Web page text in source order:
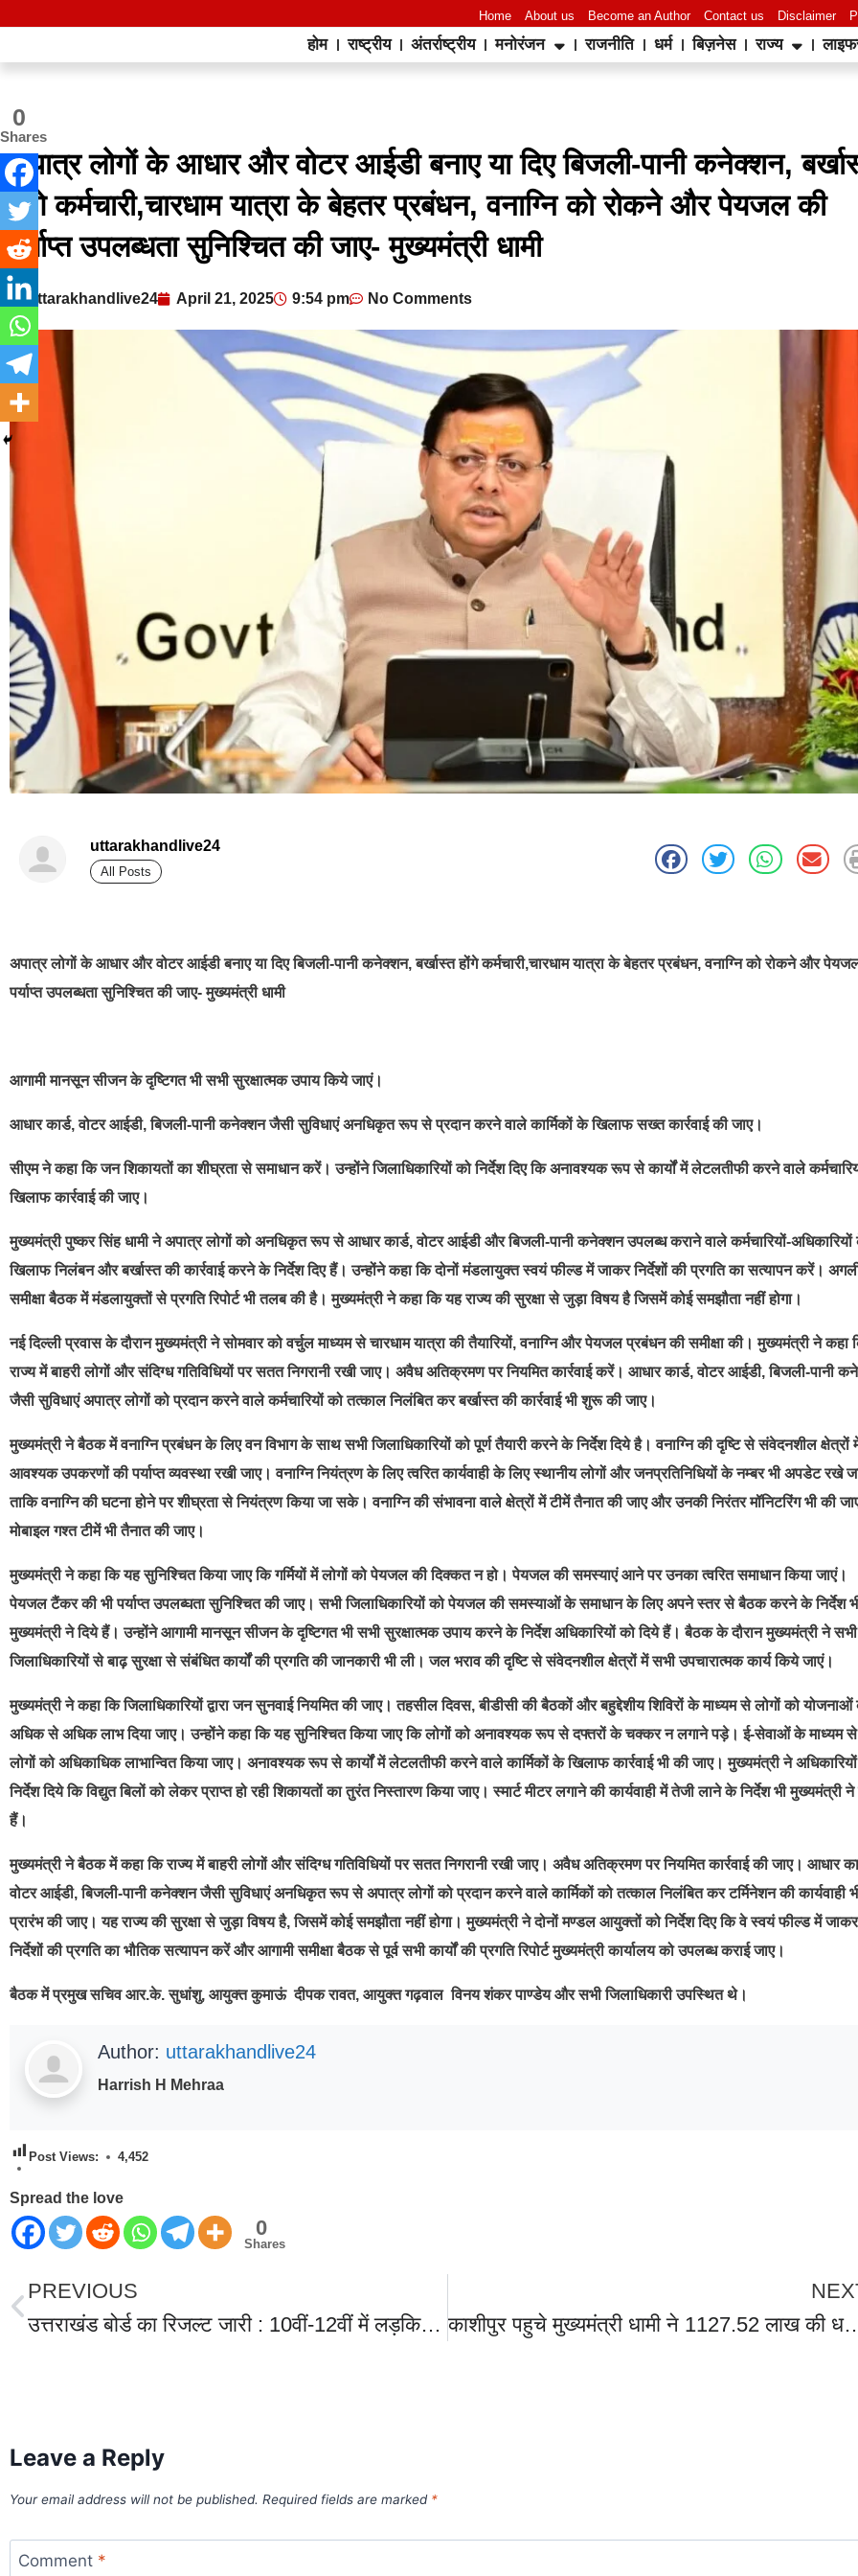
Home About us Become an Author Contact us Disclaimer
होम राष्ट्रीय अंतर्राष्ट्रीय मनोरंजन राजनीति धर्म बिज़नेस राज्य
अपात्र लोगों के आधार और वोटर आईडी बनाए या दिए बिजली-पानी कनेक्शन,
होंगे कर्मचारी,चारधाम यात्रा के बेहतर प्रबंधन, वनाग्नि को रोकने और पेयजल की
पर्याप्त उपलब्धता सुनिश्चित की जाए- मुख्यमंत्री धामी
uttarakhandlive24 April 21, 2025 9:54 pm No Comments
uttarakhandlive24
All Posts
अपात्र लोगों के आधार और वोटर आईडी बनाए या दिए बिजली-पानी कनेक्शन, बर्खास्त होंगे कर्मचारी,चारधाम यात्रा के बेहतर प्रबंधन, वनाग्नि को रोकने और
पर्याप्त उपलब्धता सुनिश्चित की जाए- मुख्यमंत्री धामी
आगामी मानसून सीजन के दृष्टिगत भी सभी सुरक्षात्मक उपाय किये जाएं।
आधार कार्ड, वोटर आईडी, बिजली-पानी कनेक्शन जैसी सुविधाएं अनधिकृत रूप से प्रदान करने वाले कार्मिकों के खिलाफ सख्त कार्रवाई की जाए।
सीएम ने कहा कि जन शिकायतों का शीघ्रता से समाधान करें। उन्होंने जिलाधिकारियों को निर्देश दिए कि अनावश्यक रूप से कार्यों में लेटलतीफी करने वाले
खिलाफ कार्रवाई की जाए।
मुख्यमंत्री पुष्कर सिंह धामी ने अपात्र लोगों को अनधिकृत रूप से आधार कार्ड, वोटर आईडी और बिजली-पानी कनेक्शन उपलब्ध कराने वाले कर्मचारियों-
खिलाफ निलंबन और बर्खास्त की कार्रवाई करने के निर्देश दिए हैं। उन्होंने कहा कि दोनों मंडलायुक्त स्वयं फील्ड में जाकर निर्देशों की प्रगति का सत्यापन करें।
समीक्षा बैठक में मंडलायुक्तों से प्रगति रिपोर्ट भी तलब की है। मुख्यमंत्री ने कहा कि यह राज्य की सुरक्षा से जुड़ा विषय है जिसमें कोई समझौता नहीं होगा।
नई दिल्ली प्रवास के दौरान मुख्यमंत्री ने सोमवार को वर्चुल माध्यम से चारधाम यात्रा की तैयारियों, वनाग्नि और पेयजल प्रबंधन की समीक्षा की। मुख्यमंत्री ने कहा
राज्य में बाहरी लोगों और संदिग्ध गतिविधियों पर सतत निगरानी रखी जाए। अवैध अतिक्रमण पर नियमित कार्रवाई करें। आधार कार्ड, वोटर आईडी, बिजली-पानी
जैसी सुविधाएं अपात्र लोगों को प्रदान करने वाले कर्मचारियों को तत्काल निलंबित कर बर्खास्त की कार्रवाई भी शुरू की जाए।
मुख्यमंत्री ने बैठक में वनाग्नि प्रबंधन के लिए वन विभाग के साथ सभी जिलाधिकारियों को पूर्ण तैयारी करने के निर्देश दिये है। वनाग्नि की दृष्टि से संवेदनशील क्षेत्रों
आवश्यक उपकरणों की पर्याप्त व्यवस्था रखी जाए। वनाग्नि नियंत्रण के लिए त्वरित कार्यवाही के लिए स्थानीय लोगों और जनप्रतिनिधियों के नम्बर भी अपडेट रखे
ताकि वनाग्नि की घटना होने पर शीघ्रता से नियंत्रण किया जा सके। वनाग्नि की संभावना वाले क्षेत्रों में टीमें तैनात की जाए और उनकी निरंतर मॉनिटरिंग भी की
मोबाइल गश्त टीमें भी तैनात की जाए।
मुख्यमंत्री ने कहा कि यह सुनिश्चित किया जाए कि गर्मियों में लोगों को पेयजल की दिक्कत न हो। पेयजल की समस्याएं आने पर उनका त्वरित समाधान किया जाएं।
पेयजल टैंकर की भी पर्याप्त उपलब्घता सुनिश्चित की जाए। सभी जिलाधिकारियों को पेयजल की समस्याओं के समाधान के लिए अपने स्तर से बैठक करने के निर्देश
मुख्यमंत्री ने दिये हैं। उन्होंने आगामी मानसून सीजन के दृष्टिगत भी सभी सुरक्षात्मक उपाय करने के निर्देश अधिकारियों को दिये हैं। बैठक के दौरान मुख्यमंत्री ने सभी
जिलाधिकारियों से बाढ़ सुरक्षा से संबंधित कार्यों की प्रगति की जानकारी भी ली। जल भराव की दृष्टि से संवेदनशील क्षेत्रों में सभी उपचारात्मक कार्य किये जाएं।
मुख्यमंत्री ने कहा कि जिलाधिकारियों द्वारा जन सुनवाई नियमित की जाए। तहसील दिवस, बीडीसी की बैठकों और बहुद्देशीय शिविरों के माध्यम से लोगों को योजनाओं
अधिक से अधिक लाभ दिया जाए। उन्होंने कहा कि यह सुनिश्चित किया जाए कि लोगों को अनावश्यक रूप से दफ्तरों के चक्कर न लगाने पड़े। ई-सेवाओं के माध्यम से
लोगों को अधिकाधिक लाभान्वित किया जाए। अनावश्यक रूप से कार्यों में लेटलतीफी करने वाले कार्मिकों के खिलाफ कार्रवाई भी की जाए। मुख्यमंत्री ने
निर्देश दिये कि विद्युत बिलों को लेकर प्राप्त हो रही शिकायतों का तुरंत निस्तारण किया जाए। स्मार्ट मीटर लगाने की कार्यवाही में तेजी लाने के निर्देश भी मुख्यमंत्री ने
हैं।
मुख्यमंत्री ने बैठक में कहा कि राज्य में बाहरी लोगों और संदिग्ध गतिविधियों पर सतत निगरानी रखी जाए। अवैध अतिक्रमण पर नियमित कार्रवाई की जाए। आधार
वोटर आईडी, बिजली-पानी कनेक्शन जैसी सुविधाएं अनधिकृत रूप से अपात्र लोगों को प्रदान करने वाले कार्मिकों को तत्काल निलंबित कर टर्मिनेशन की कार्यवाही
प्रारंभ की जाए। यह राज्य की सुरक्षा से जुड़ा विषय है, जिसमें कोई समझौता नहीं होगा। मुख्यमंत्री ने दोनों मण्डल आयुक्तों को निर्देश दिए कि वे स्वयं फील्ड में
निर्देशों की प्रगति का भौतिक सत्यापन करें और आगामी समीक्षा बैठक से पूर्व सभी कार्यों की प्रगति रिपोर्ट मुख्यमंत्री कार्यालय को उपलब्ध कराई जाए।
बैठक में प्रमुख सचिव आर.के. सुधांशु, आयुक्त कुमाऊं दीपक रावत, आयुक्त गढ़वाल विनय शंकर पाण्डेय और सभी जिलाधिकारी उपस्थित थे।
Author: uttarakhandlive24
Harrish H Mehraa
Post Views: 4,452
Spread the love
0
Shares
0
Shares
PREVIOUS
उत्तराखंड बोर्ड का रिजल्ट जारी : 10वीं-12वीं में लड़कियों ने फिर मारी बाजी,12वीं के टॉपर बनीं अनुष्का राणा ,10वीं के टॉपर रहे बागेश्वर निवासी कमल सिंह चौहान।
काशीपुर पहुचे मुख्यमंत्री धामी ने 1127.52 लाख की धनराशि से सहायक सम्भागीय कार्यालय काशीपुर, नव निर्मित ऑटोमेटेड ड्राइविंग टेस्ट ट्रैक
Leave a Reply
Your email address will not be published. Required fields are marked *
Comment *